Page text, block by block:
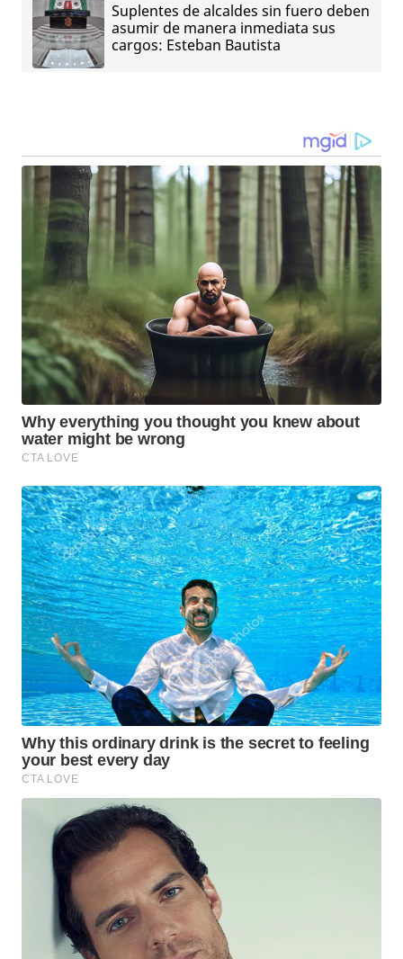
Suplentes de alcaldes sin fuero deben
asumir de manera inmediata sus
cargos: Esteban Bautista